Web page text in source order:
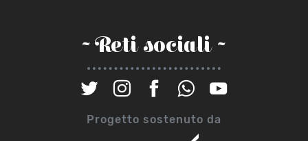
~ Reti sociali ~
Progetto sostenuto da